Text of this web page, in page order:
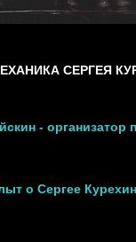
СЕРГЕЯ
- организатор
о Сергее